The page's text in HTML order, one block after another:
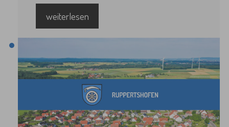
weiterlesen